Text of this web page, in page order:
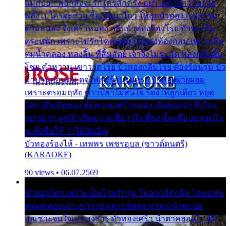
แม่ก็บอก พ่อก็สั่งจะรักใครสักครั้ง อย่าไปหวังความรวย
พลั้งไปใครจะช่วย ซื้อเปลมาไกว ให้ลูกบัวทอง เวรกรรม
ตามสนอง จึงเศร้าหมอง กลีบบัวทองต้องโรย บัวทองไม่
ตระหนัก เพราะไม่รักโคลนตม บัวทองท้องกลม เพราะลืม
ตมน้ำคลอง หลงลิ้น ที่สิ้นสัตย์ เจ้าจึงไม่ระมัด หลงกลิ่นลิ้น
โชย คำหวาน เขาวาดโรย บัวทองกลีบโรย ต้องร้อนรุม บัว
มาบานก่อนตูม ดุจไฟสุมร้อนรุมอุรา บัวทองผ่ายผอม
เพราะตรอมฤทัย ข้าวปลาไม่สนใจ ร้องไห้ลูกเดียว หยุด
โศก เสียเถิดทอง พักความเศร้าหมอง เถิดทองจ๋า ถึงใคร
เขาจะว่า ลูกเจ้าเกิดมา จะชื่อว่าไง พี่ขอเป็นเพื่อนปลอบใจ
จะตั้งชื่อให้ ว่าไอ้บังเอิญ
บัวทองร้องไห้ - เทพพร เพชรอุบล (ซาวด์ดนตรี)
(KARAOKE)
90 views • 06.07.2569
บัวทองโศก เพราะเป็นโรครักรุม ในอกกลัดกลุ้ม โดนแฟน
หนุ่มหลอกเอา เขารวย และรูปหล่อ มาพะเน้าพะนอ
ออเซาะจนใจเบา สงสาร บัวทองเศร้า น้ำตาคลอเบ้า เฝ้า